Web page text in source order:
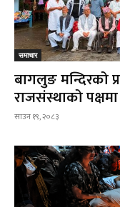
समाचार
बागलुङ मन्दिरको
राजसंस्थाको
साउन १९, २०८३